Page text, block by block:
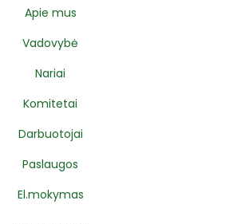
Apie mus
Vadovybė
Nariai
Komitetai
Darbuotojai
Paslaugos
El.mokymas